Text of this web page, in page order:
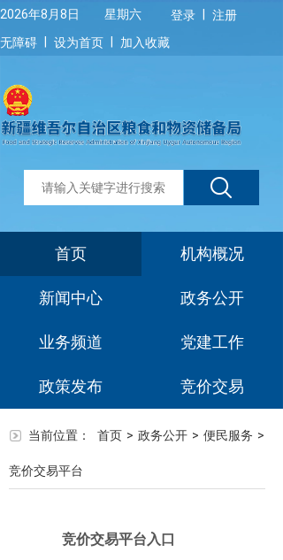
2026年8月8日 星期六 登录
注册
无障碍
设为首页 加入收藏
首页 机构概况
新闻中心 政务公开
业务频道 党建工作
政策发布 竞价交易
当前位置： 首页 > 政务公开 > 便民服务 >
竞价交易平台
竞价交易平台入口